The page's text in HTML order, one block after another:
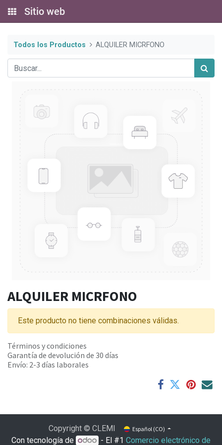
Sitio web
Todos los Productos ALQUILER MICRFONO
ALQUILER MICRFONO
Este producto no tiene combinaciones válidas.
Términos y condiciones
Garantía de devolución de 30 días
Envío: 2-3 días laborales
Copyright © CLEMI Español (CO)
Con tecnología de - El #1Comercio electrónico de